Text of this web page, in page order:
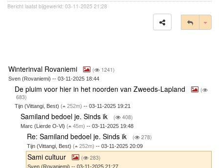
Bericht laatst bijgewerkt: 03-11-2025 21:28
Winterinval Rovaniemi ( 1241)
Sven (Rovaniemi) -- 03-11-2025 18:44
De pluim voor hier in het noorden van Zweeds-Lapland
(
683)
Tijn (Vittangi, Best) ( 252m) -- 03-11-2025 19:21
Samiland bedoel je. Sinds ik ( 408)
Marc (Lierde O-Vl)( 45m) -- 03-11-2025 19:48
Re: Samiland bedoel je. Sinds ik ( 278)
Tijn (Vittangi, Best) ( 252m) -- 03-11-2025 20:09
Sami cultuur ( 283)
Sven (Rovaniemi) -- 03-11-2025 21:27